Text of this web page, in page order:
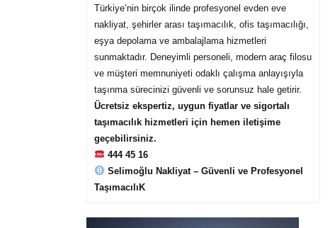
Türkiye’nin birçok ilinde profesyonel evden eve
nakliyat, şehirler arası taşımacılık, ofis taşımacılığı,
eşya depolama ve ambalajlama hizmetleri
sunmaktadır. Deneyimli personeli, modern araç filosu
ve müşteri memnuniyeti odaklı çalışma anlayışıyla
taşınma sürecinizi güvenli ve sorunsuz hale getirir.
Ücretsiz ekspertiz, uygun fiyatlar ve sigortalı
taşımacılık hizmetleri için hemen iletişime
geçebilirsiniz.
444 45 16
Selimoğlu Nakliyat – Güvenli ve Profesyonel
TaşımacılıK